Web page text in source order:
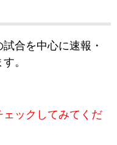
合を中心に速報・
。
ックしてみてくだ